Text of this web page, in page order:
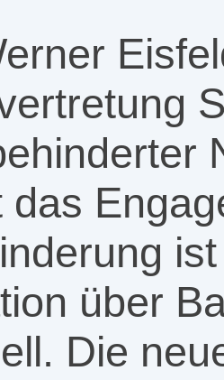
das
über
Die